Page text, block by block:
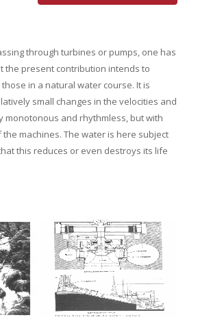
through turbines or pumps, one has
the present contribution intends to
in a natural water course. It is
small changes in the velocities and
and rhythmless, but with
machines. The water is here subject
this reduces or even destroys its life